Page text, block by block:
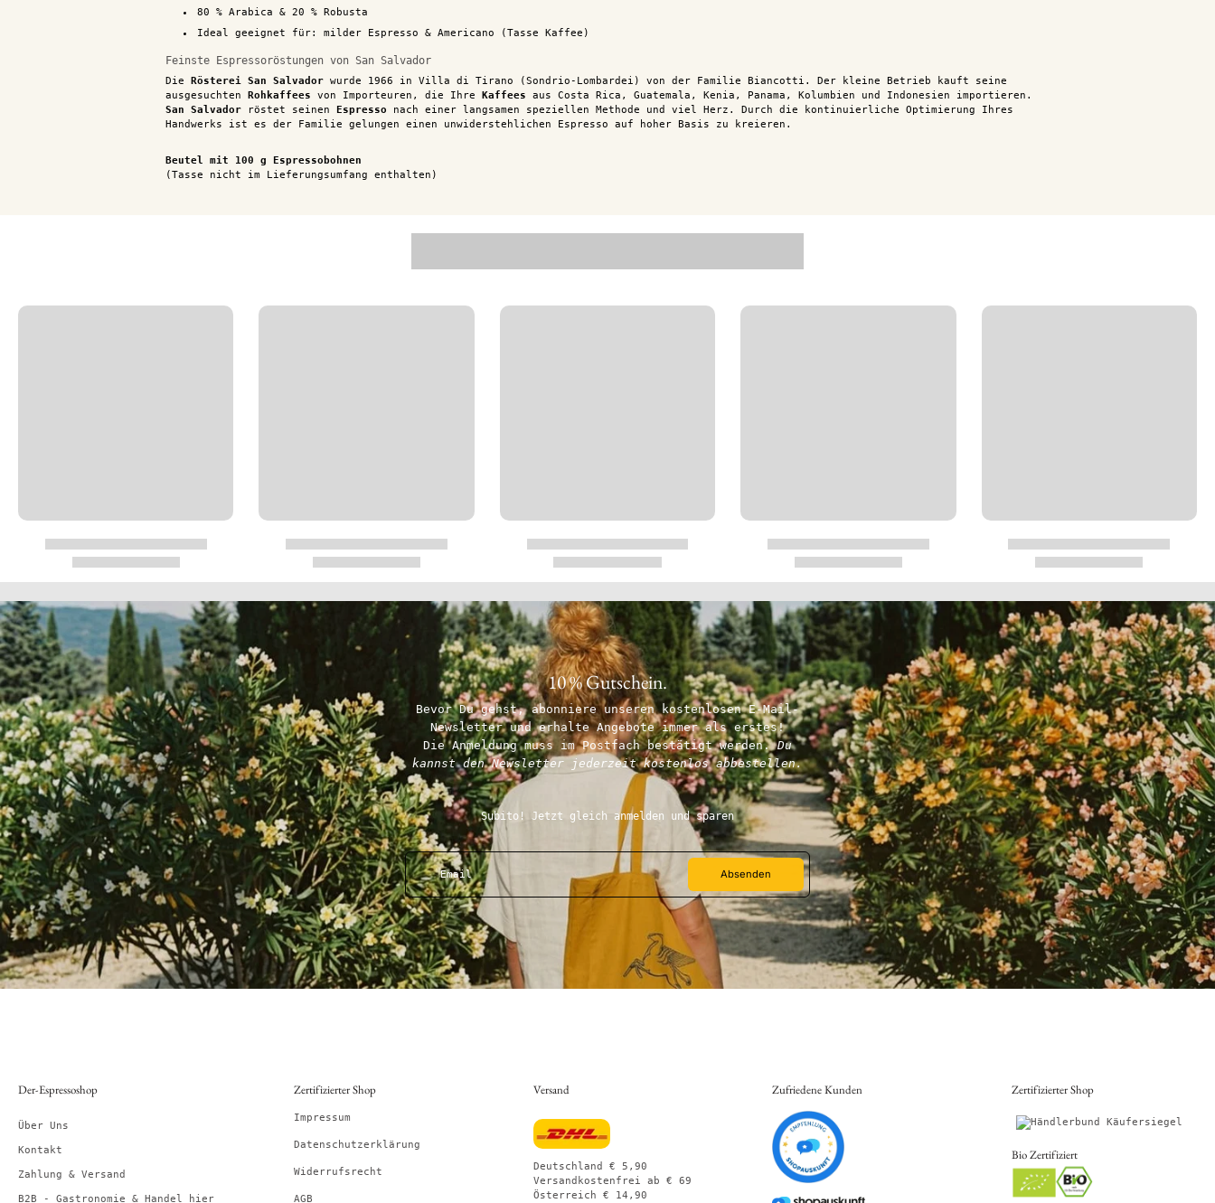
80 % Arabica & 20 % Robusta
Ideal geeignet für: milder Espresso & Americano (Tasse Kaffee)
Feinste Espressoröstungen von San Salvador
Die Rösterei San Salvador wurde 1966 in Villa di Tirano (Sondrio-Lombardei) von der Familie Biancotti. Der kleine Betrieb kauft seine
ausgesuchten Rohkaffees von Importeuren, die Ihre Kaffees aus Costa Rica, Guatemala, Kenia, Panama, Kolumbien und Indonesien importieren.
San Salvador röstet seinen Espresso nach einer langsamen speziellen Methode und viel Herz. Durch die kontinuierliche Optimierung Ihres
Handwerks ist es der Familie gelungen einen unwiderstehlichen Espresso auf hoher Basis zu kreieren.
Beutel mit 100 g Espressobohnen
(Tasse nicht im Lieferungsumfang enthalten)
10 % Gutschein.
Bevor Du gehst, abonniere unseren kostenlosen E-Mail-
Newsletter und erhalte Angebote immer als erstes!
Die Anmeldung muss im Postfach bestätigt werden.Du
kannst den Newsletter jederzeit kostenlos abbestellen.
Subito! Jetzt gleich anmelden und sparen
Email Absenden
Der-Espressoshop
Über Uns
Kontakt
Zahlung & Versand
B2B - Gastronomie & Handel hier
Zertifizierter Shop
Impressum
Datenschutzerklärung
Widerrufsrecht
AGB
Versand
Deutschland € 5,90
Versandkostenfrei ab € 69
Österreich € 14,90
Zufriedene Kunden Zertifizierter Shop
Bio Zertifiziert